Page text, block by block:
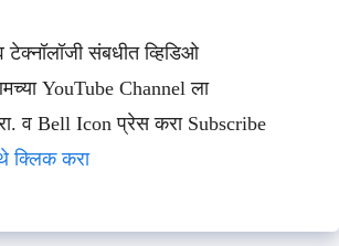
टेक्नॉलॉजी संबधीत व्हिडिओ
YouTube Channel ला
व Bell Icon प्रेस करा Subscribe
क्लिक करा